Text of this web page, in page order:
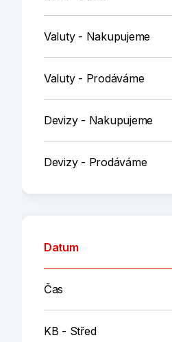
Valuty - Nakupujeme
Valuty - Prodáváme
Devizy - Nakupujeme
Devizy - Prodáváme
Datum
Čas
KB - Střed